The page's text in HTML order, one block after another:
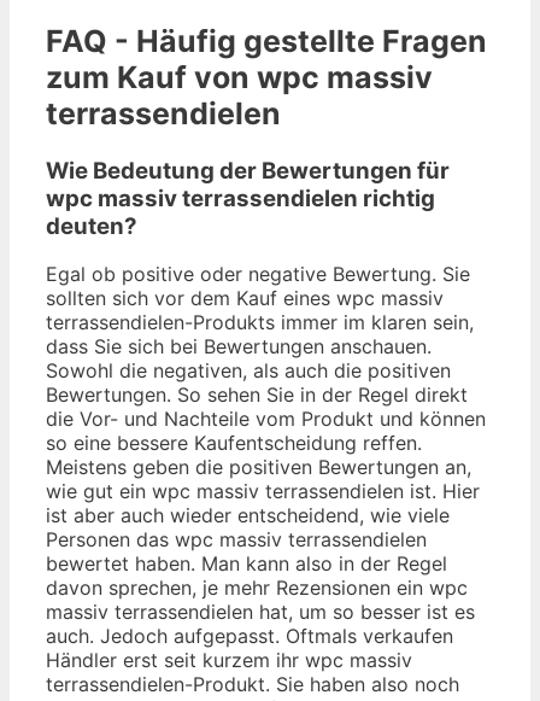
FAQ - Häufig gestellte Fragen
zum Kauf von wpc massiv
terrassendielen
Wie Bedeutung der Bewertungen für
wpc massiv terrassendielen richtig
deuten?
Egal ob positive oder negative Bewertung. Sie
sollten sich vor dem Kauf eines wpc massiv
terrassendielen-Produkts immer im klaren sein,
dass Sie sich bei Bewertungen anschauen.
Sowohl die negativen, als auch die positiven
Bewertungen. So sehen Sie in der Regel direkt
die Vor- und Nachteile vom Produkt und können
so eine bessere Kaufentscheidung reffen.
Meistens geben die positiven Bewertungen an,
wie gut ein wpc massiv terrassendielen ist. Hier
ist aber auch wieder entscheidend, wie viele
Personen das wpc massiv terrassendielen
bewertet haben. Man kann also in der Regel
davon sprechen, je mehr Rezensionen ein wpc
massiv terrassendielen hat, um so besser ist es
auch. Jedoch aufgepasst. Oftmals verkaufen
Händler erst seit kurzem ihr wpc massiv
terrassendielen-Produkt. Sie haben also noch